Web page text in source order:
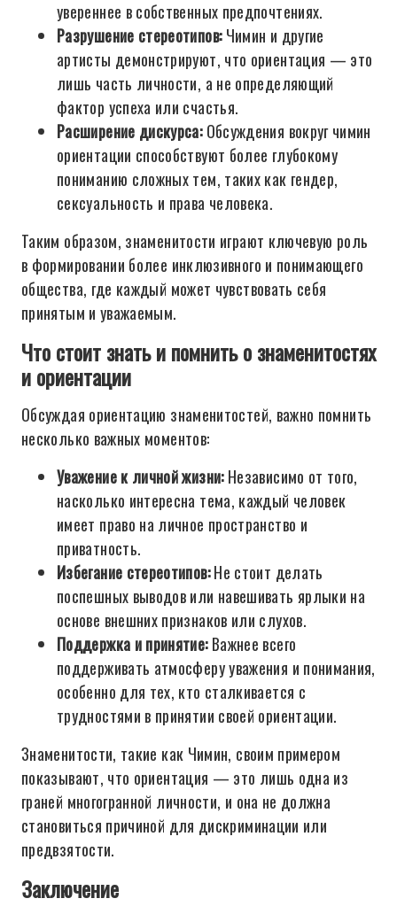
увереннее в собственных предпочтениях.
Разрушение стереотипов:Чимин и другие
артисты демонстрируют, что ориентация — это
лишь часть личности, а не определяющий
фактор успеха или счастья.
Расширение дискурса:Обсуждения вокруг чимин
ориентации способствуют более глубокому
пониманию сложных тем, таких как гендер,
сексуальность и права человека.
Таким образом, знаменитости играют ключевую роль
в формировании более инклюзивного и понимающего
общества, где каждый может чувствовать себя
принятым и уважаемым.
Что стоит знать и помнить о знаменитостях
и ориентации
Обсуждая ориентацию знаменитостей, важно помнить
несколько важных моментов:
Уважение к личной жизни:Независимо от того,
насколько интересна тема, каждый человек
имеет право на личное пространство и
приватность.
Избегание стереотипов:Не стоит делать
поспешных выводов или навешивать ярлыки на
основе внешних признаков или слухов.
Поддержка и принятие:Важнее всего
поддерживать атмосферу уважения и понимания,
особенно для тех, кто сталкивается с
трудностями в принятии своей ориентации.
Знаменитости, такие как Чимин, своим примером
показывают, что ориентация — это лишь одна из
граней многогранной личности, и она не должна
становиться причиной для дискриминации или
предвзятости.
Заключение